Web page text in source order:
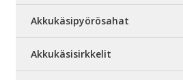
Akkukäsipyörösahat
Akkukäsisirkkelit